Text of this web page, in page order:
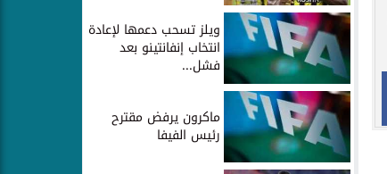
ويلز تسحب دعمها لإعادة
انتخاب إنفانتينو بعد
فشل...
ماكرون يرفض مقترح
رئيس الفيفا